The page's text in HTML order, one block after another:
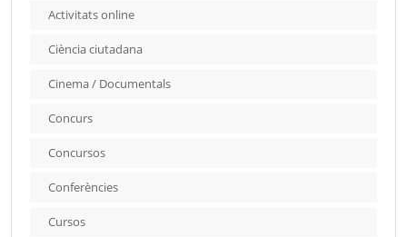
Activitats online
Ciència ciutadana
Cinema / Documentals
Concurs
Concursos
Conferències
Cursos